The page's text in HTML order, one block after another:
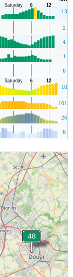
13
2
4
1
0
10
1019
26
0